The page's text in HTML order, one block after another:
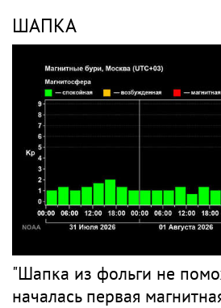
ШАПКА
"Шапка из фольги не
началась первая